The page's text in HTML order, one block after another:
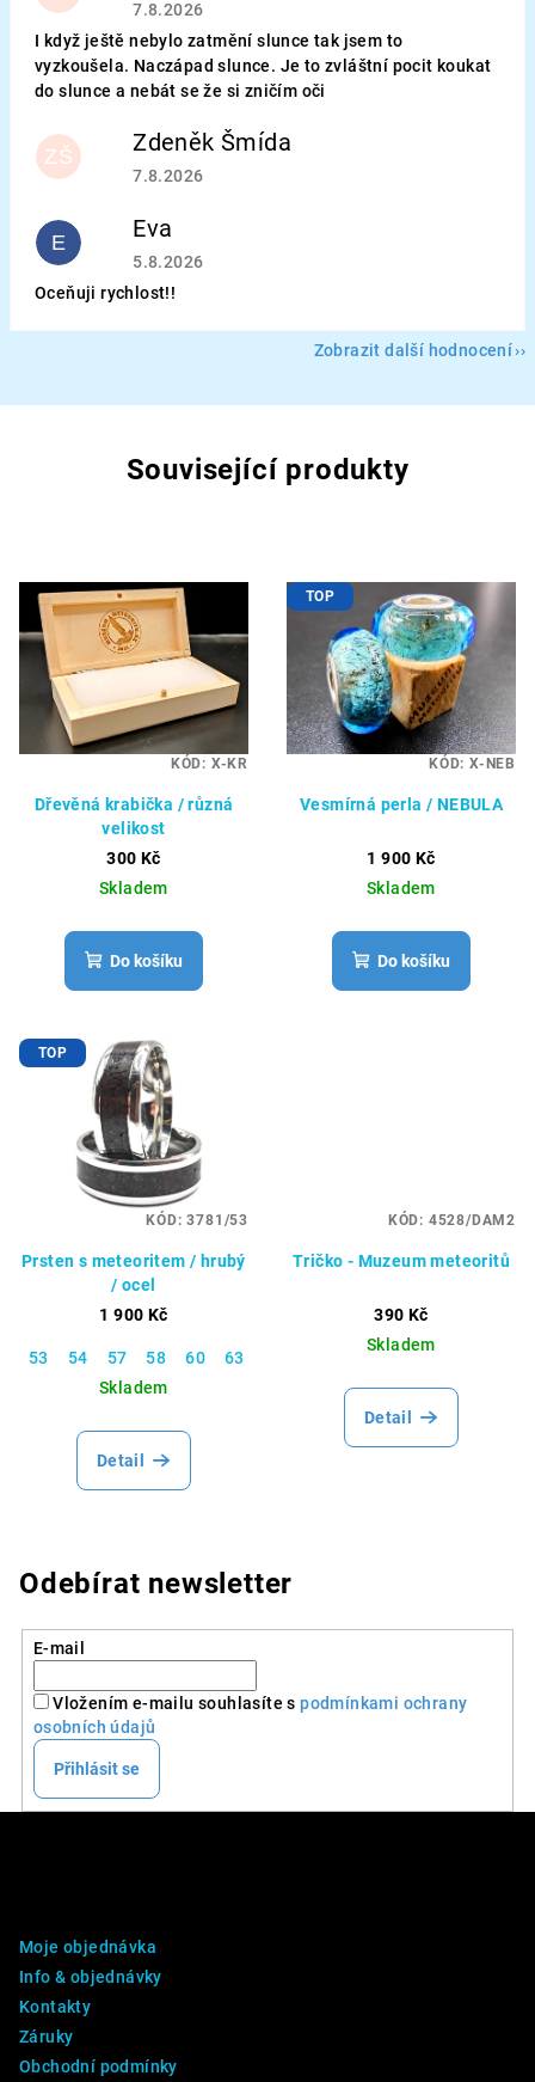
7.8.2026
I když ještě nebylo zatmění slunce tak jsem to
vyzkoušela. Naczápad slunce. Je to zvláštní pocit koukat
do slunce a nebát se že si zničím oči
ZŠ Zdeněk Šmída
Hodnocení obchodu je 5 z 5 hvězdiček.
7.8.2026
E Eva
Hodnocení obchodu je 5 z 5 hvězdiček.
5.8.2026
Oceňuji rychlost!!
Zobrazit další hodnocení
Související produkty
Dřevěná krabička / různá
velikost
300 Kč
Skladem
Do košíku
KÓD: X-KR
TOP
Vesmírná perla / NEBULA
1 900 Kč
Skladem
Do košíku
KÓD: X-NEB
TOP
Prsten s meteoritem / hrubý
/ ocel
1 900 Kč
53 54 57 58 60 63
Skladem
Detail
KÓD:3781/53
Tričko - Muzeum meteoritů
390 Kč
Skladem
Detail
KÓD: 4528/DAM2
Odebírat newsletter
E-mail
Vložením e-mailu souhlasíte spodmínkami ochrany
osobních údajů
Přihlásit se
Moje objednávka
Info & objednávky
Kontakty
Záruky
Obchodní podmínky